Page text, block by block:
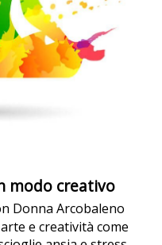
modo creativo
Donna Arcobaleno
e creatività come